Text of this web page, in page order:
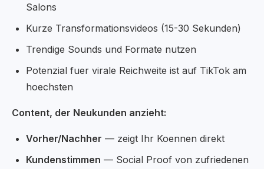
Salons
Kurze Transformationsvideos (15-30 Sekunden)
Trendige Sounds und Formate nutzen
Potenzial fuer virale Reichweite ist auf TikTok am
hoechsten
Content, der Neukunden anzieht:
Vorher/Nachher — zeigt Ihr Koennen direkt
Kundenstimmen — Social Proof von zufriedenen